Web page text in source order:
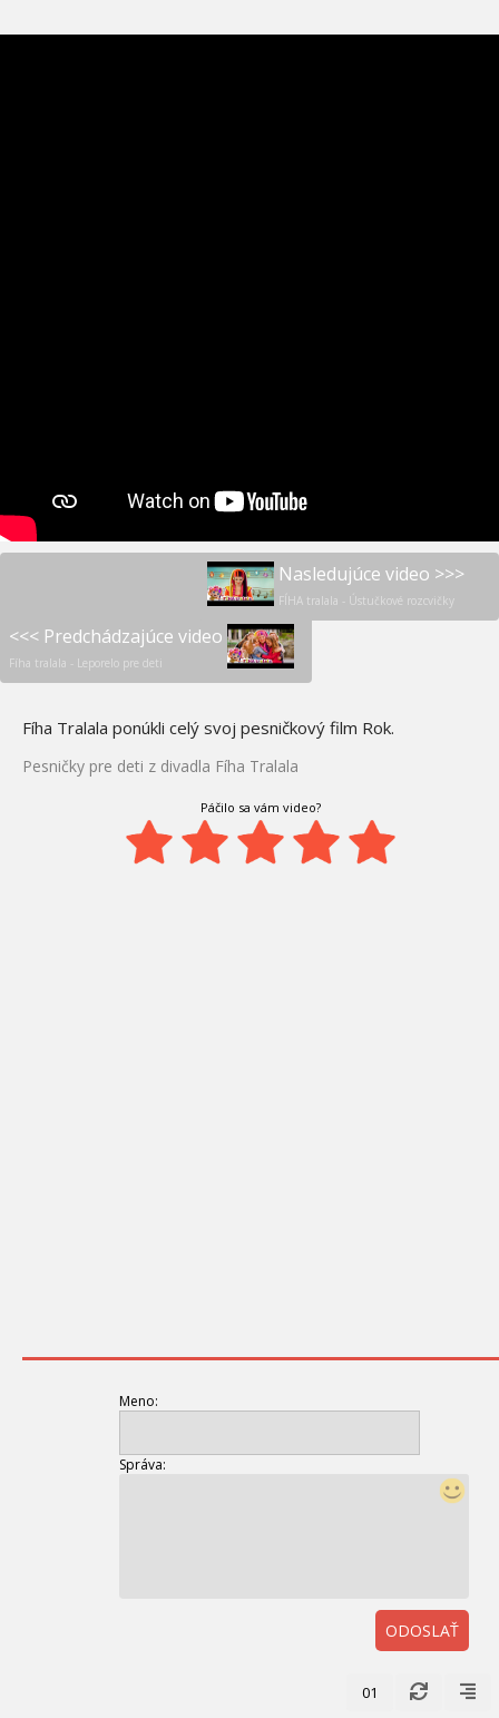
Nasledujúce video >>>
FÍHA tralala - Ústučkové rozcvičky
<<< Predchádzajúce video
Fíha tralala - Leporelo pre deti
Fíha Tralala ponúkli celý svoj pesničkový film Rok.
Pesničky pre deti z divadla Fíha Tralala
Páčilo sa vám video?
Meno:
Správa:
ODOSLAŤ
01